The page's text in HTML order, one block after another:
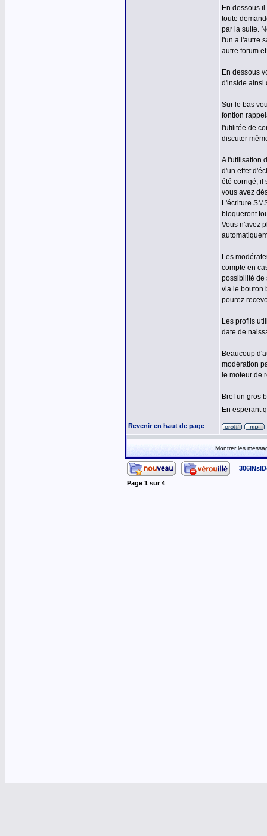
En dessous
toute
par la suite.
l'un a l'autre
autre forum
En dessous
d'inside ainsi
Sur le bas
fontion
l'utilitée de
discuter
A l'utilisation
d'un effet
été corrigé; il
vous avez
L'écriture
bloqueront
Vous n'avez
Les
compte en
possibilité de
via le bouton
pourez
Les profils
date de
Beaucoup
modération
le moteur de
Bref un gros
En esperant
Revenir en haut de page
Montrer les
Page 1 sur4